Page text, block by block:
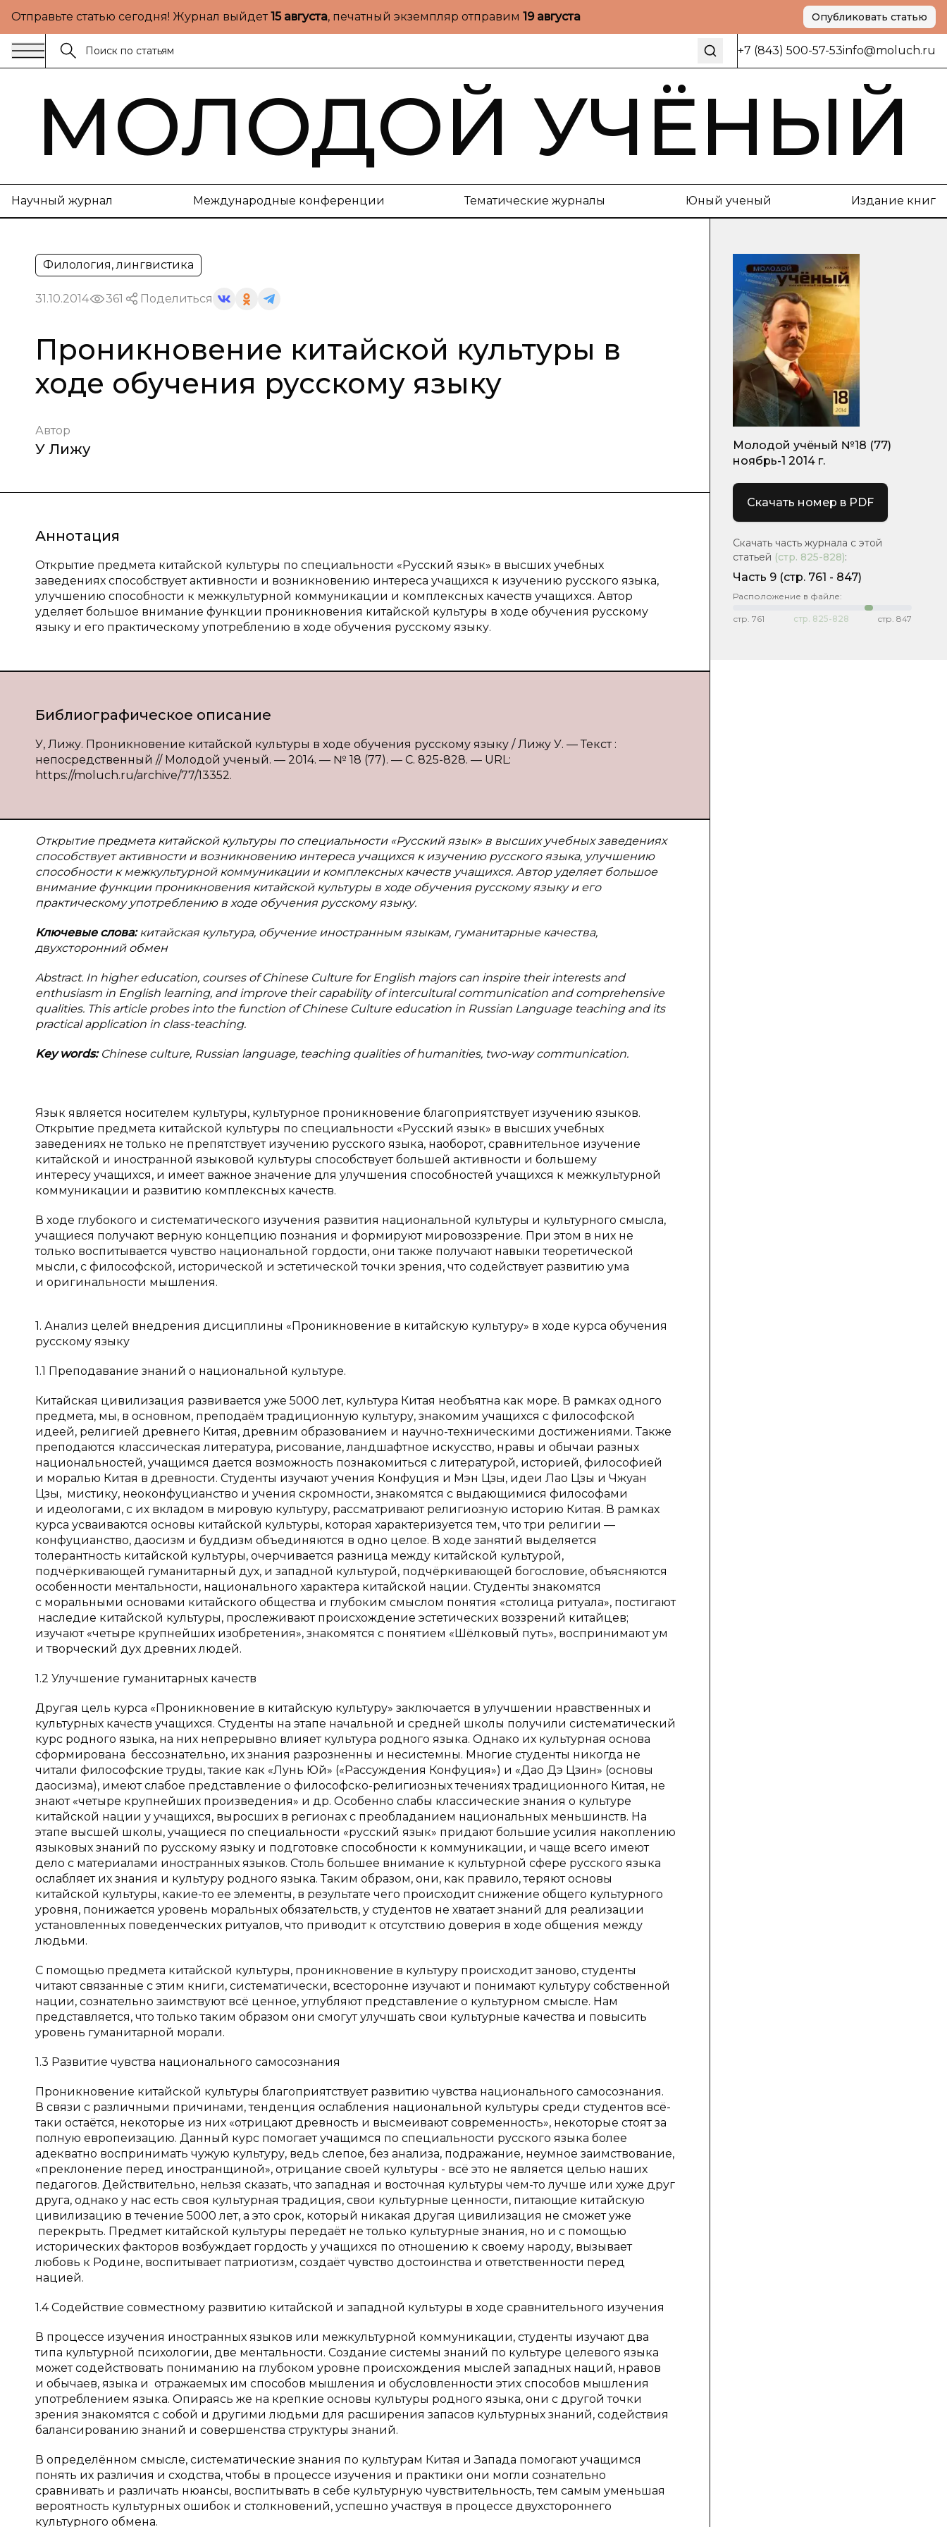
Отправьте статью сегодня! Журнал выйдет15 августа, печатный экземпляр отправим 19 августа Опубликовать статью
+7 (843) 500-57-53info@moluch.ru
МОЛОДОЙ УЧЁНЫЙ
Научный журнал Международные конференции Тематические журналы Юный ученый Издание книг
Филология, лингвистика
31.10.2014 361 Поделиться
Проникновение китайской культуры в
ходе обучения русскому языку
Автор
У Лижу
Аннотация
Открытие предмета китайской культуры по специальности «Русский язык» в высших учебных
заведениях способствует активности и возникновению интереса учащихся к изучению русского языка,
улучшению способности к межкультурной коммуникации и комплексных качеств учащихся. Автор
уделяет большое внимание функции проникновения китайской культуры в ходе обучения русскому
языку и его практическому употреблению в ходе обучения русскому языку.
Библиографическое описание
У, Лижу. Проникновение китайской культуры в ходе обучения русскому языку / Лижу У. — Текст :
непосредственный // Молодой ученый. — 2014. — № 18 (77). — С. 825-828. — URL:
https://moluch.ru/archive/77/13352.
Открытие предмета китайской культуры по специальности «Русский язык» в высших учебных заведениях
способствует активности и возникновению интереса учащихся к изучению русского языка, улучшению
способности к межкультурной коммуникации и комплексных качеств учащихся. Автор уделяет большое
внимание функции проникновения китайской культуры в ходе обучения русскому языку и его
практическому употреблению в ходе обучения русскому языку.
Ключевые слова: китайская культура, обучение иностранным языкам, гуманитарные качества,
двухсторонний обмен
Abstract. In higher education, courses of Chinese Culture for English majors can inspire their interests and
enthusiasm in English learning, and improve their capability of intercultural communication and comprehensive
qualities. This article probes into the function of Chinese Culture education in Russian Language teaching and its
practical application in class-teaching.
Key words: Chinese culture, Russian language, teaching qualities of humanities, two-way communication.
Язык является носителем культуры, культурное проникновение благоприятствует изучению языков.
Открытие предмета китайской культуры по специальности «Русский язык» в высших учебных
заведениях не только не препятствует изучению русского языка, наоборот, сравнительное изучение
китайской и иностранной языковой культуры способствует большей активности и большему
интересу учащихся, и имеет важное значение для улучшения способностей учащихся к межкультурной
коммуникации и развитию комплексных качеств.
В ходе глубокого и систематического изучения развития национальной культуры и культурного смысла,
учащиеся получают верную концепцию познания и формируют мировоззрение. При этом в них не
только воспитывается чувство национальной гордости, они также получают навыки теоретической
мысли, с философской, исторической и эстетической точки зрения, что содействует развитию ума
и оригинальности мышления.
1. Анализ целей внедрения дисциплины «Проникновение в китайскую культуру» в ходе курса обучения
русскому языку
1.1 Преподавание знаний о национальной культуре.
Китайская цивилизация развивается уже 5000 лет, культура Китая необъятна как море. В рамках одного
предмета, мы, в основном, преподаём традиционную культуру, знакомим учащихся с философской
идеей, религией древнего Китая, древним образованием и научно-техническими достижениями. Также
преподаются классическая литература, рисование, ландшафтное искусство, нравы и обычаи разных
национальностей, учащимся дается возможность познакомиться с литературой, историей, философией
и моралью Китая в древности. Студенты изучают учения Конфуция и Мэн Цзы, идеи Лао Цзы и Чжуан
Цзы, мистику, неоконфуцианство и учения скромности, знакомятся с выдающимися философами
и идеологами, с их вкладом в мировую культуру, рассматривают религиозную историю Китая. В рамках
курса усваиваются основы китайской культуры, которая характеризуется тем, что три религии —
конфуцианство, даосизм и буддизм объединяются в одно целое. В ходе занятий выделяется
толерантность китайской культуры, очерчивается разница между китайской культурой,
подчёркивающей гуманитарный дух, и западной культурой, подчёркивающей богословие, объясняются
особенности ментальности, национального характера китайской нации. Студенты знакомятся
с моральными основами китайского общества и глубоким смыслом понятия «столица ритуала», постигают
наследие китайской культуры, прослеживают происхождение эстетических воззрений китайцев;
изучают «четыре крупнейших изобретения», знакомятся с понятием «Шёлковый путь», воспринимают ум
и творческий дух древних людей.
1.2 Улучшение гуманитарных качеств
Другая цель курса «Проникновение в китайскую культуру» заключается в улучшении нравственных и
культурных качеств учащихся. Студенты на этапе начальной и средней школы получили систематический
курс родного языка, на них непрерывно влияет культура родного языка. Однако их культурная основа
сформирована бессознательно, их знания разрозненны и несистемны. Многие студенты никогда не
читали философские труды, такие как «Лунь Юй» («Рассуждения Конфуция») и «Дао Дэ Цзин» (основы
даосизма), имеют слабое представление о философско-религиозных течениях традиционного Китая, не
знают «четыре крупнейших произведения» и др. Особенно слабы классические знания о культуре
китайской нации у учащихся, выросших в регионах с преобладанием национальных меньшинств. На
этапе высшей школы, учащиеся по специальности «русский язык» придают большие усилия накоплению
языковых знаний по русскому языку и подготовке способности к коммуникации, и чаще всего имеют
дело с материалами иностранных языков. Столь большее внимание к культурной сфере русского языка
ослабляет их знания и культуру родного языка. Таким образом, они, как правило, теряют основы
китайской культуры, какие-то ее элементы, в результате чего происходит снижение общего культурного
уровня, понижается уровень моральных обязательств, у студентов не хватает знаний для реализации
установленных поведенческих ритуалов, что приводит к отсутствию доверия в ходе общения между
людьми.
С помощью предмета китайской культуры, проникновение в культуру происходит заново, студенты
читают связанные с этим книги, систематически, всесторонне изучают и понимают культуру собственной
нации, сознательно заимствуют всё ценное, углубляют представление о культурном смысле. Нам
представляется, что только таким образом они смогут улучшать свои культурные качества и повысить
уровень гуманитарной морали.
1.3 Развитие чувства национального самосознания
Проникновение китайской культуры благоприятствует развитию чувства национального самосознания.
В связи с различными причинами, тенденция ослабления национальной культуры среди студентов всё-
таки остаётся, некоторые из них «отрицают древность и высмеивают современность», некоторые стоят за
полную европеизацию. Данный курс помогает учащимся по специальности русского языка более
адекватно воспринимать чужую культуру, ведь слепое, без анализа, подражание, неумное заимствование,
«преклонение перед иностранщиной», отрицание своей культуры - всё это не является целью наших
педагогов. Действительно, нельзя сказать, что западная и восточная культуры чем-то лучше или хуже друг
друга, однако у нас есть своя культурная традиция, свои культурные ценности, питающие китайскую
цивилизацию в течение 5000 лет, а это срок, который никакая другая цивилизация не сможет уже
перекрыть. Предмет китайской культуры передаёт не только культурные знания, но и с помощью
исторических факторов возбуждает гордость у учащихся по отношению к своему народу, вызывает
любовь к Родине, воспитывает патриотизм, создаёт чувство достоинства и ответственности перед
нацией.
1.4 Содействие совместному развитию китайской и западной культуры в ходе сравнительного изучения
В процессе изучения иностранных языков или межкультурной коммуникации, студенты изучают два
типа культурной психологии, две ментальности. Создание системы знаний по культуре целевого языка
может содействовать пониманию на глубоком уровне происхождения мыслей западных наций, нравов
и обычаев, языка и отражаемых им способов мышления и обусловленности этих способов мышления
употреблением языка. Опираясь же на крепкие основы культуры родного языка, они с другой точки
зрения знакомятся с собой и другими людьми для расширения запасов культурных знаний, содействия
балансированию знаний и совершенства структуры знаний.
В определённом смысле, систематические знания по культурам Китая и Запада помогают учащимся
понять их различия и сходства, чтобы в процессе изучения и практики они могли сознательно
сравнивать и различать нюансы, воспитывать в себе культурную чувствительность, тем самым уменьшая
вероятность культурных ошибок и столкновений, успешно участвуя в процессе двухстороннего
культурного обмена.
Молодой учёный №18 (77)
ноябрь-1 2014 г.
Скачать номер в PDF
Скачать часть журнала с этой
статьей (стр. 825-828):
Часть 9 (cтр. 761 - 847)
Расположение в файле:
стр. 761 стр. 825-828 стр. 847